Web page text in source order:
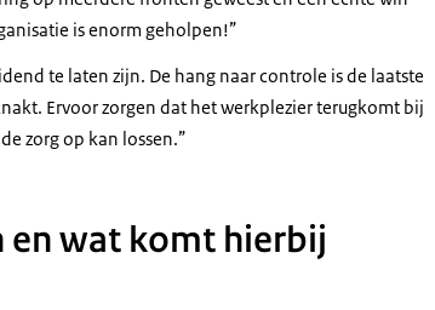
is enorm geholpen!
te laten zijn. De hang naar controle is de laatste
Ervoor zorgen dat het werkplezier terugkomt bij
zorg op kan lossen.
en wat komt hierbij